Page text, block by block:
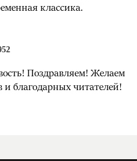
классика.
Поздравляем! Желаем
и благодарных читателей!